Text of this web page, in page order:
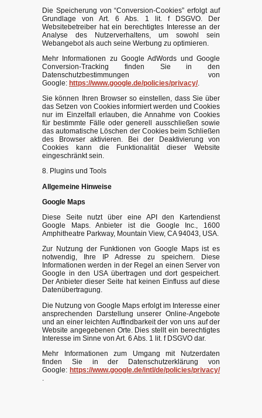
Die Speicherung von “Conversion-Cookies” erfolgt auf
Grundlage von Art. 6 Abs. 1 lit. f DSGVO. Der
Websitebetreiber hat ein berechtigtes Interesse an der
Analyse des Nutzerverhaltens, um sowohl sein
Webangebot als auch seine Werbung zu optimieren.
Mehr Informationen zu Google AdWords und Google
Conversion-Tracking finden Sie in den
Datenschutzbestimmungen von
Google: https://www.google.de/policies/privacy/.
Sie können Ihren Browser so einstellen, dass Sie über
das Setzen von Cookies informiert werden und Cookies
nur im Einzelfall erlauben, die Annahme von Cookies
für bestimmte Fälle oder generell ausschließen sowie
das automatische Löschen der Cookies beim Schließen
des Browser aktivieren. Bei der Deaktivierung von
Cookies kann die Funktionalität dieser Website
eingeschränkt sein.
8. Plugins und Tools
Allgemeine Hinweise
Google Maps
Diese Seite nutzt über eine API den Kartendienst
Google Maps. Anbieter ist die Google Inc., 1600
Amphitheatre Parkway, Mountain View, CA 94043, USA.
Zur Nutzung der Funktionen von Google Maps ist es
notwendig, Ihre IP Adresse zu speichern. Diese
Informationen werden in der Regel an einen Server von
Google in den USA übertragen und dort gespeichert.
Der Anbieter dieser Seite hat keinen Einfluss auf diese
Datenübertragung.
Die Nutzung von Google Maps erfolgt im Interesse einer
ansprechenden Darstellung unserer Online-Angebote
und an einer leichten Auffindbarkeit der von uns auf der
Website angegebenen Orte. Dies stellt ein berechtigtes
Interesse im Sinne von Art. 6 Abs. 1 lit. f DSGVO dar.
Mehr Informationen zum Umgang mit Nutzerdaten
finden Sie in der Datenschutzerklärung von
Google: https://www.google.de/intl/de/policies/privacy/
.